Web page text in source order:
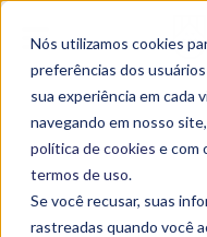
Nós utilizamos cookies
preferências dos
sua experiência em cada
navegando em nosso
política de cookies e com
termos de uso.
Se você recusar, suas
rastreadas quando você